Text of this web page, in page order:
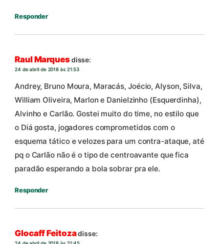
Responder
Raul Marquesdisse:
24 de abril de 2018 às 21:53
Andrey, Bruno Moura, Maracás, Joécio, Alyson, Silva,
William Oliveira, Marlon e Danielzinho (Esquerdinha),
Alvinho e Carlão. Gostei muito do time, no estilo que
o Diá gosta, jogadores comprometidos com o
esquema tático e velozes para um contra-ataque, até
pq o Carlão não é o tipo de centroavante que fica
paradão esperando a bola sobrar pra ele.
Responder
Glocaff Feitozadisse: